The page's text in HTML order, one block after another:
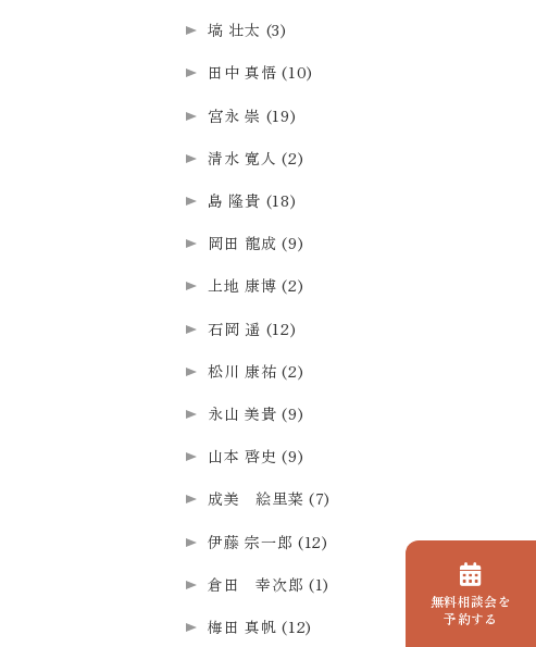
塙 壮太 (3)
田中 真悟 (10)
宮永 崇 (19)
清水 寛人 (2)
島 隆貴 (18)
岡田 龍成 (9)
上地 康博 (2)
石岡 遥 (12)
松川 康祐 (2)
永山 美貴 (9)
山本 啓史 (9)
成美 絵里菜 (7)
伊藤 宗一郎 (12)
倉田 幸次郎 (1)
梅田 真帆 (12)
無料相談会を
予約する